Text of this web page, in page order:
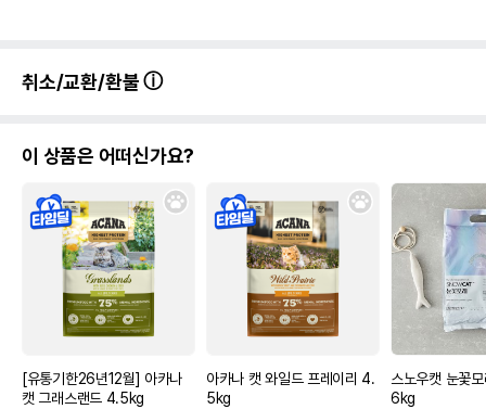
취소/교환/환불
이 상품은 어떠신가요?
[유통기한26년12월] 아카나
캣 그래스랜드 4.5kg
아카나 캣 와일드 프레이리 4.
5kg
스노우캣 눈꽃
6kg